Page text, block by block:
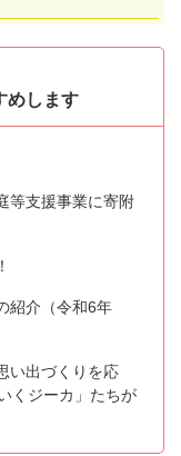
めします
等支援事業に寄附
紹介（令和6年
い出づくりを応
くジーカ」たちが